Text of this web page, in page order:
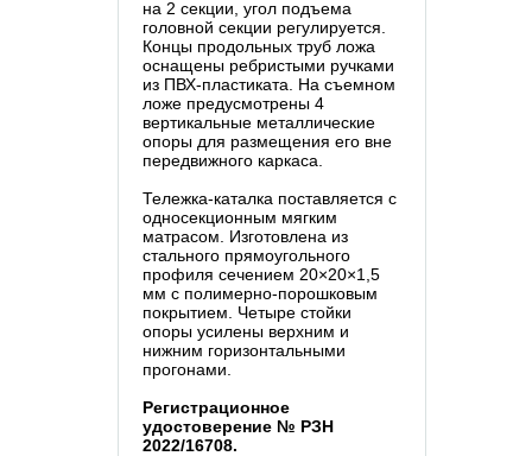
на 2 секции, угол подъема
головной секции регулируется.
Концы продольных труб ложа
оснащены ребристыми ручками
из ПВХ-пластиката. На съемном
ложе предусмотрены 4
вертикальные металлические
опоры для размещения его вне
передвижного каркаса.
Тележка-каталка поставляется с
односекционным мягким
матрасом. Изготовлена из
стального прямоугольного
профиля сечением 20×20×1,5
мм с полимерно-порошковым
покрытием. Четыре стойки
опоры усилены верхним и
нижним горизонтальными
прогонами.
Регистрационное
удостоверение № РЗН
2022/16708.